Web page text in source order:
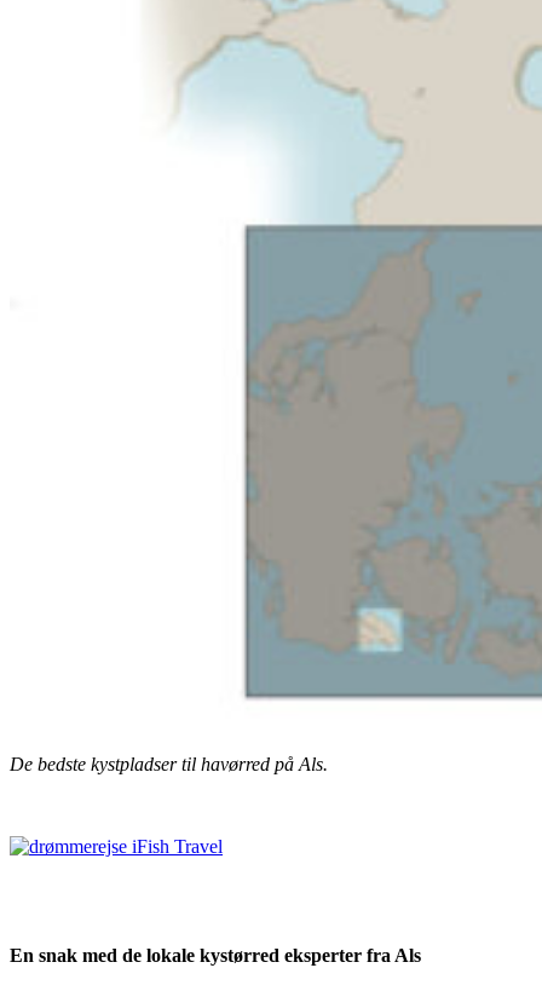
De bedste kystpladser til havørred på Als.
En snak med de lokale kystørred eksperter fra Als